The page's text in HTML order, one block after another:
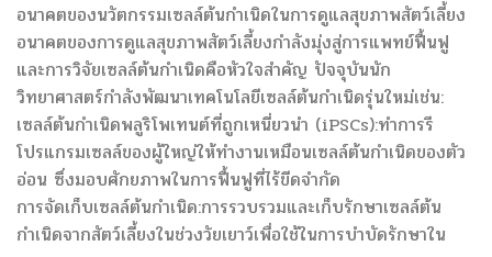
อนาคตของนวัตกรรมเซลล์ต้นกำเนิดในการดูแลสุขภาพสัตว์เลี้ยง
อนาคตของการดูแลสุขภาพสัตว์เลี้ยงกำลังมุ่งสู่การแพทย์ฟื้นฟู
และการวิจัยเซลล์ต้นกำเนิดคือหัวใจสำคัญ ปัจจุบันนัก
วิทยาศาสตร์กำลังพัฒนาเทคโนโลยีเซลล์ต้นกำเนิดรุ่นใหม่เช่น:
เซลล์ต้นกำเนิดพลูริโพเทนต์ที่ถูกเหนี่ยวนำ (iPSCs):ทำการรี
โปรแกรมเซลล์ของผู้ใหญ่ให้ทำงานเหมือนเซลล์ต้นกำเนิดของตัว
อ่อน ซึ่งมอบศักยภาพในการฟื้นฟูที่ไร้ขีดจำกัด
การจัดเก็บเซลล์ต้นกำเนิด:การรวบรวมและเก็บรักษาเซลล์ต้น
กำเนิดจากสัตว์เลี้ยงในช่วงวัยเยาว์เพื่อใช้ในการบำบัดรักษาใน